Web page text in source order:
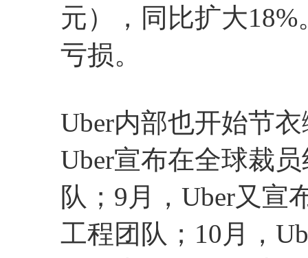
元），同比扩大
亏损。
Uber内部也开始节
Uber宣布在全球裁
队；9月，Uber又宣
工程团队；10月，